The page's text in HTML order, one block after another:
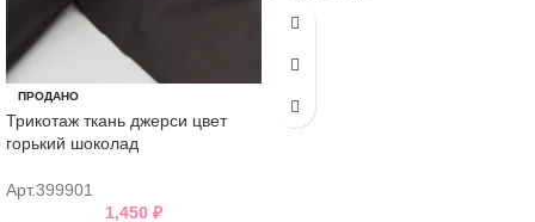
ПРОДАНО
Трикотаж ткань джерси цвет
горький шоколад
Арт.399901
1,450 ₽
Плотность 390гр/м2